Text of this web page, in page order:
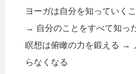
ヨーガは自分を知っていく
→ 自分のことをすべて知っ
瞑想は俯瞰の力を鍛える →
らなくなる